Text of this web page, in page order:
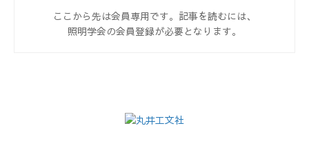
ここから先は会員専用です。記事を読むには、
照明学会の会員登録が必要となります。